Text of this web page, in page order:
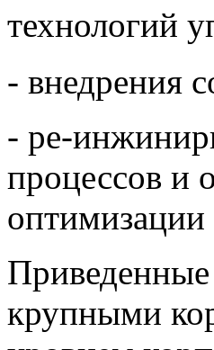
технологий
- внедрения
- ре-
процессов и
крупными